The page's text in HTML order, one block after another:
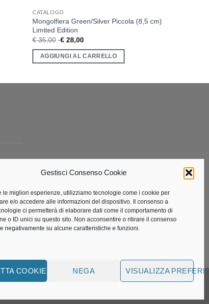
Gestisci Consenso Cookie
le migliori esperienze, utilizziamo tecnologie come i cookie per
e/o accedere alle informazioni del dispositivo. Il consenso a
ci permetterà di elaborare dati come il comportamento di
o ID unici su questo sito. Non acconsentire o ritirare il consenso
negativamente su alcune caratteristiche e funzioni.
COOKIE NEGA VISUALIZZA
CATALOGO
Mongolfiera Green/Silver Piccola (8,5 cm)
Limited Edition
€35,00 €28,00
AGGIUNGI AL CARRELLO
Visa
Bank
Visa
PayPal